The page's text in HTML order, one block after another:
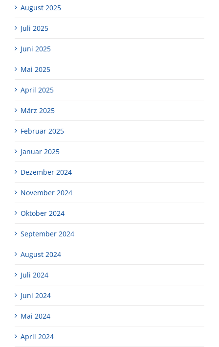
August 2025
Juli 2025
Juni 2025
Mai 2025
April 2025
März 2025
Februar 2025
Januar 2025
Dezember 2024
November 2024
Oktober 2024
September 2024
August 2024
Juli 2024
Juni 2024
Mai 2024
April 2024